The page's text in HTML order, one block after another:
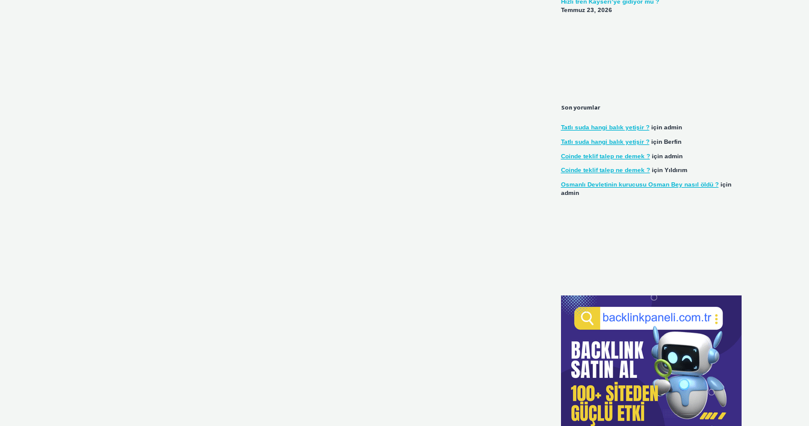
Temmuz 23, 2026
Son yorumlar
Tatlı suda hangi balık yetişir ?için admin
Tatlı suda hangi balık yetişir ?için Berfin
Coinde teklif talep ne demek ?için admin
Coinde teklif talep ne demek ?için Yıldırım
Osmanlı Devletinin kurucusu Osman Bey nasıl öldü ?için
admin